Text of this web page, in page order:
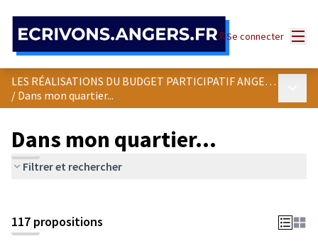
Se connecter
LES RÉALISATIONS DU BUDGET PARTICIPATIF ANGEVIN
/ Dans mon quartier...
Dans mon quartier...
Filtrer et rechercher
+
−
117 propositions